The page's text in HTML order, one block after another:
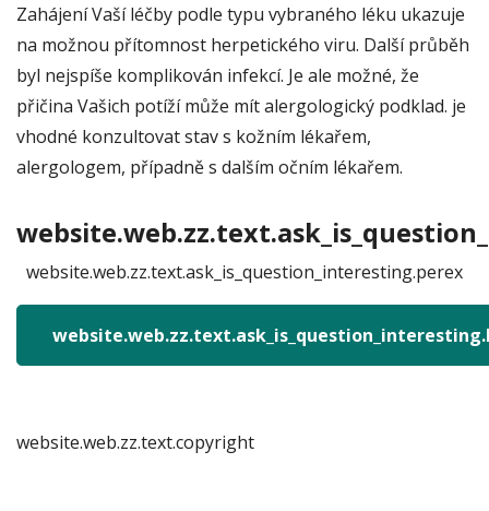
Zahájení Vaší léčby podle typu vybraného léku ukazuje
na možnou přítomnost herpetického viru. Další průběh
byl nejspíše komplikován infekcí. Je ale možné, že
přičina Vašich potíží může mít alergologický podklad. je
vhodné konzultovat stav s kožním lékařem,
alergologem, případně s dalším očním lékařem.
website.web.zz.text.ask_is_question_interesting.perex
website.web.zz.text.copyright